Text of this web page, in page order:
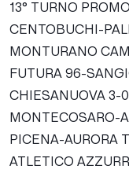
13° TURNO
CENTOBUCHI-
MONTURANO
FUTURA 96-
CHIESANUOVA 3-
MONTECOSARO-
PICENA-AURORA
ATLETICO